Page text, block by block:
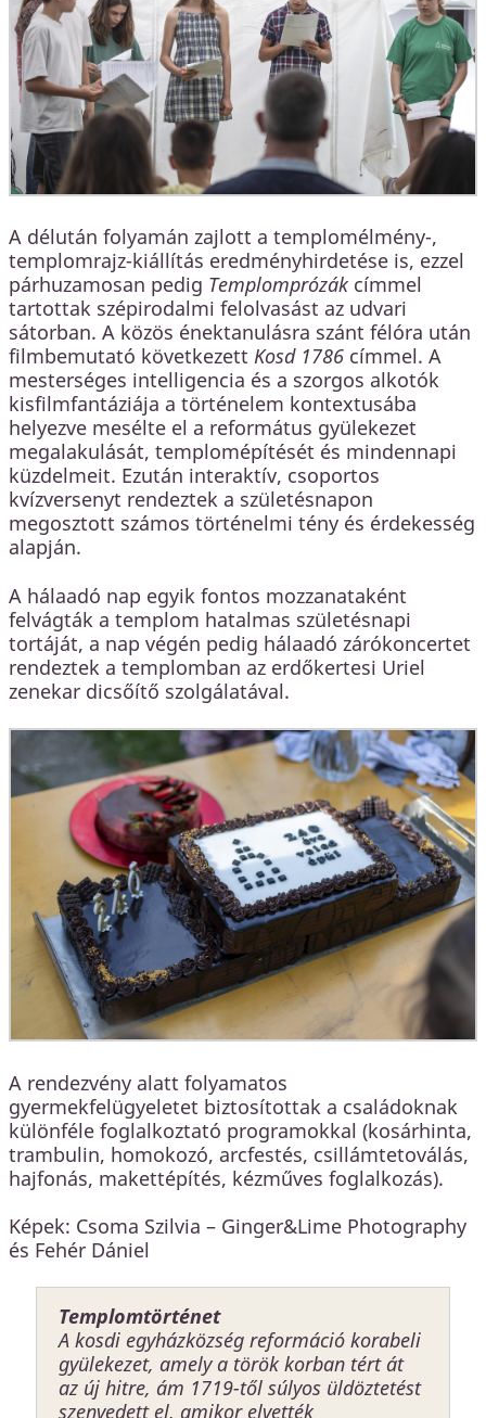
A délután folyamán zajlott a templomélmény-,
templomrajz-kiállítás eredményhirdetése is, ezzel
párhuzamosan pedig Templomprózák címmel
tartottak szépirodalmi felolvasást az udvari
sátorban. A közös énektanulásra szánt félóra után
filmbemutató következett Kosd 1786 címmel. A
mesterséges intelligencia és a szorgos alkotók
kisfilmfantáziája a történelem kontextusába
helyezve mesélte el a református gyülekezet
megalakulását, templomépítését és mindennapi
küzdelmeit. Ezután interaktív, csoportos
kvízversenyt rendeztek a születésnapon
megosztott számos történelmi tény és érdekesség
alapján.
A hálaadó nap egyik fontos mozzanataként
felvágták a templom hatalmas születésnapi
tortáját, a nap végén pedig hálaadó zárókoncertet
rendeztek a templomban az erdőkertesi Uriel
zenekar dicsőítő szolgálatával.
A rendezvény alatt folyamatos
gyermekfelügyeletet biztosítottak a családoknak
különféle foglalkoztató programokkal (kosárhinta,
trambulin, homokozó, arcfestés, csillámtetoválás,
hajfonás, makettépítés, kézműves foglalkozás).
Képek: Csoma Szilvia – Ginger&Lime Photography
és Fehér Dániel
Templomtörténet
A kosdi egyházközség reformáció korabeli
gyülekezet, amely a török korban tért át
az új hitre, ám 1719-től súlyos üldöztetést
szenvedett el, amikor elvették